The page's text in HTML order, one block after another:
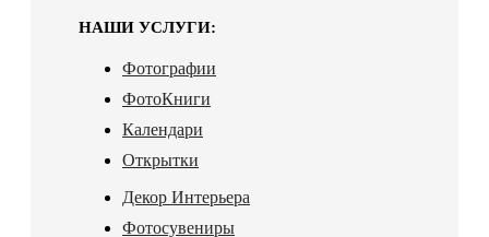
НАШИ УСЛУГИ:
Фотографии
ФотоКниги
Календари
Открытки
Декор Интерьера
Фотосувениры